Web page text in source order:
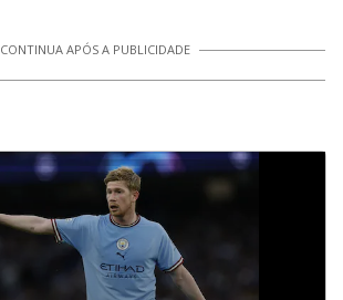
CONTINUA APÓS A PUBLICIDADE